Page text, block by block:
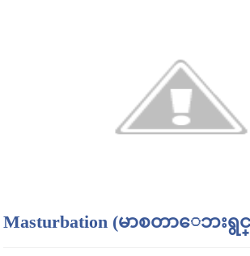
Masturbation (မာစတာေဘးရွ